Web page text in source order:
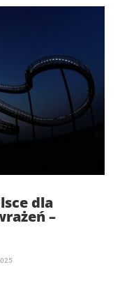
dla
–